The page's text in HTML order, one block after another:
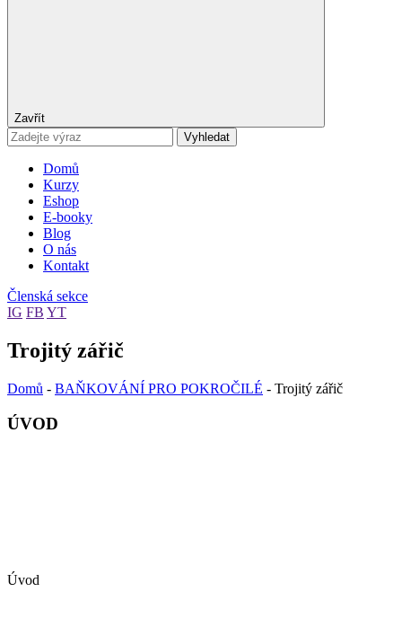
Zavřít
Vyhledat
Domů
Kurzy
Eshop
E-booky
Blog
O nás
Kontakt
Členská sekce
IG FB YT
Trojitý zářič
Domů - BAŇKOVÁNÍ PRO POKROČILÉ - Trojitý zářič
ÚVOD
Úvod